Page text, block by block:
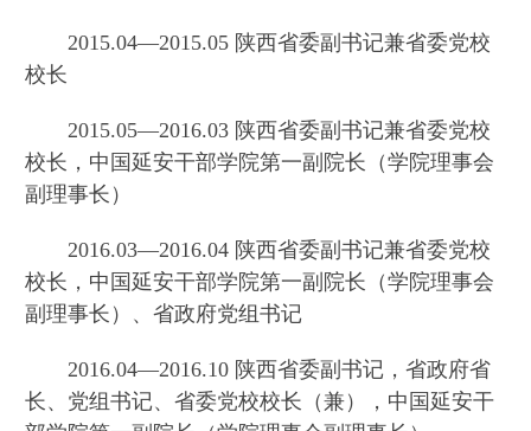
2015.04—2015.05 陕西省委副书记兼省委党校
校长
2015.05—2016.03 陕西省委副书记兼省委党校
校长，中国延安干部学院第一副院长（学院理事会
副理事长）
2016.03—2016.04 陕西省委副书记兼省委党校
校长，中国延安干部学院第一副院长（学院理事会
副理事长）、省政府党组书记
2016.04—2016.10 陕西省委副书记，省政府省
长、党组书记、省委党校校长（兼），中国延安干